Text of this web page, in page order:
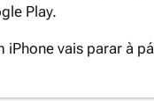
Play.
iPhone vais parar à